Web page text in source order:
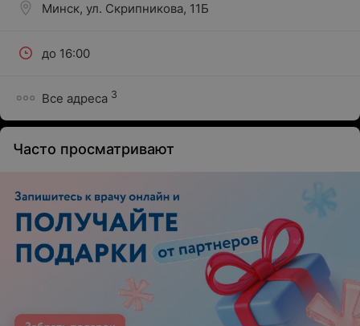
Минск, ул. Скрипникова, 11Б
до 16:00
Все адреса 3
Часто просматривают